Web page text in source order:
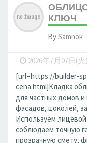
КЛЮЧ
BySamnok
- 2026年7月07日(火
[url=https://builder-
cena.html]Кладка
для частных домов
фасадов, цоколей,
Используем
соблюдаем точную
прозрачную смету,